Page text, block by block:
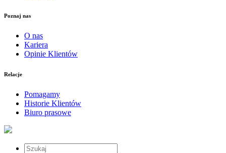
Poznaj nas
O nas
Kariera
Opinie Klientów
Relacje
Pomagamy
Historie Klientów
Biuro prasowe